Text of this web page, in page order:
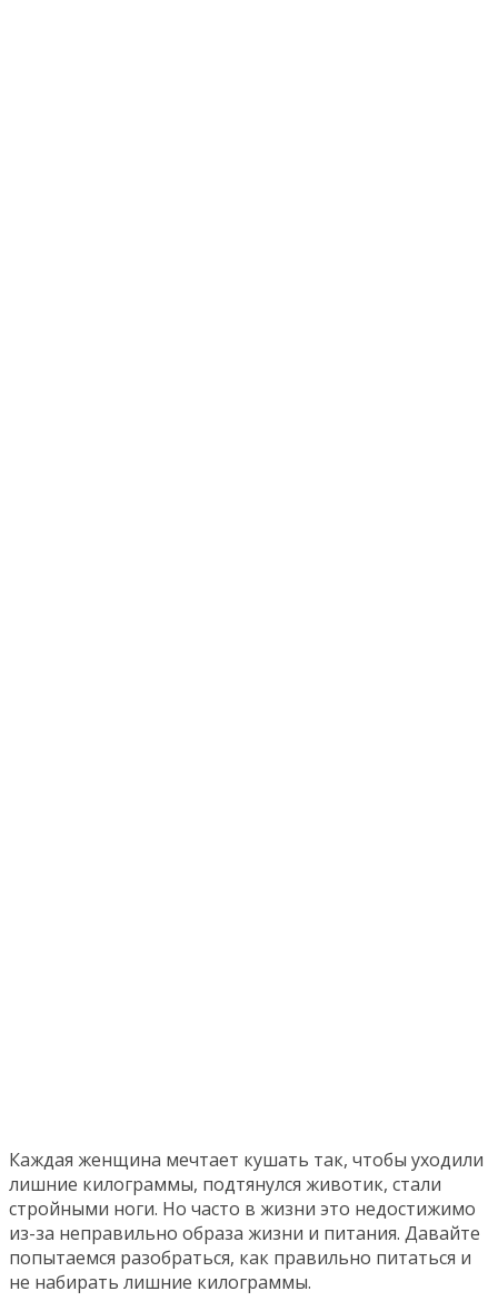
Каждая женщина мечтает кушать так, чтобы уходили
лишние килограммы, подтянулся животик, стали
стройными ноги. Но часто в жизни это недостижимо
из-за неправильно образа жизни и питания. Давайте
попытаемся разобраться, как правильно питаться и
не набирать лишние килограммы.